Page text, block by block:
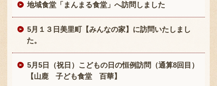
地域食堂「まんまる食堂」へ訪問しました
5月１３日美里町【みんなの家】に訪問いたしまし
た。
5月5日（祝日）こどもの日の恒例訪問（通算8回目）
【山鹿 子ども食堂 百華】